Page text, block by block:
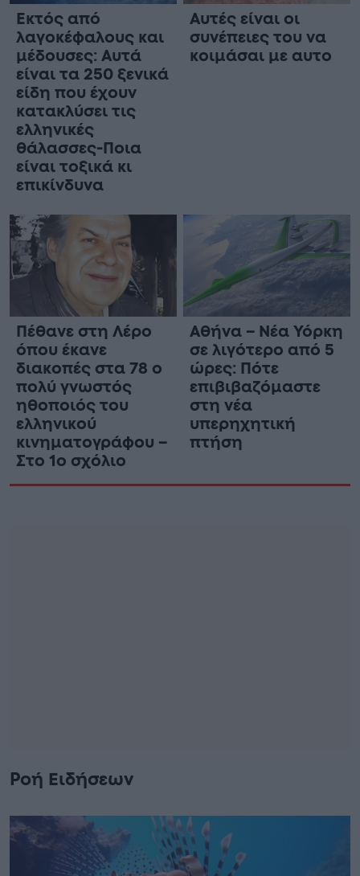
Εκτός από
λαγοκέφαλους και
μέδουσες: Aυτά
είναι τα 250 ξενικά
είδη που έχουν
κατακλύσει τις
ελληνικές
θάλασσες-Ποια
είναι τοξικά κι
επικίνδυνα
Αυτές είναι οι
συνέπειες του να
κοιμάσαι με αυτο
Πέθανε στη Λέρο
όπου έκανε
διακοπές στα 78 ο
πολύ γνωστός
ηθοποιός του
ελληνικού
κινηματογράφου –
Στο 1ο σχόλιο
Αθήνα – Νέα Υόρκη
σε λιγότερο από 5
ώρες: Πότε
επιβιβαζόμαστε
στη νέα
υπερηχητική
πτήση
Ροή Ειδήσεων